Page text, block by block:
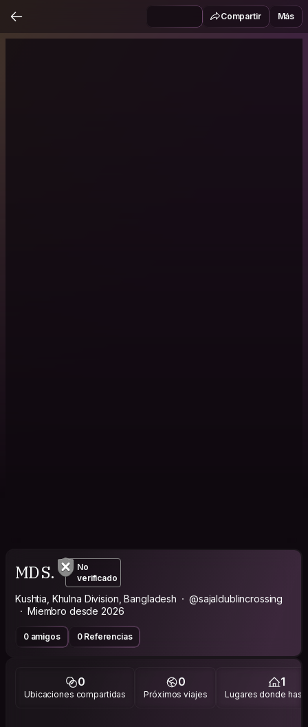
Compartir Más
MD S.
No
verificado
Kushtia, Khulna Division, Bangladesh
@sajaldublincrossing
Miembro desde 2026
0 amigos 0 Referencias
0
Ubicaciones compartidas
0
Próximos viajes
1
Lugares donde has